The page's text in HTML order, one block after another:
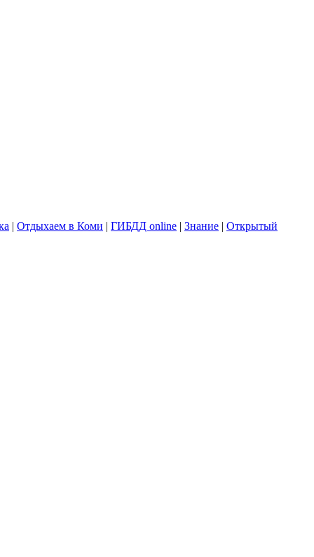
| Отдыхаем в Коми | ГИБДД online | Знание | Открытый